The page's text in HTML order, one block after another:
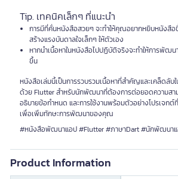
Tip. เทคนิคเล็กๆ ที่แนะนำ
การมีที่คั่นหนังสือสวยๆ จะทำให้คุณอยากหยิบหนังสือ
สร้างแรงบันดาลใจเล็กๆ ให้ตัวเอง
หากนำเนื้อหาในหนังสือไปปฏิบัติจริงจะทำให้การพัฒ
ขึ้น
หนังสือเล่มนี้เป็นการรวบรวมเนื้อหาที่สำคัญและเคล็ดลั
ด้วย Flutter สำหรับนักพัฒนาที่ต้องการต่อยอดความสา
อธิบายข้อกำหนด และการใช้งานพร้อมตัวอย่างโปรเจกต์
เพื่อเพิ่มทักษะการพัฒนาของคุณ
#หนังสือพัฒนาแอป #Flutter #ภาษาDart #นักพัฒนา
Product Information